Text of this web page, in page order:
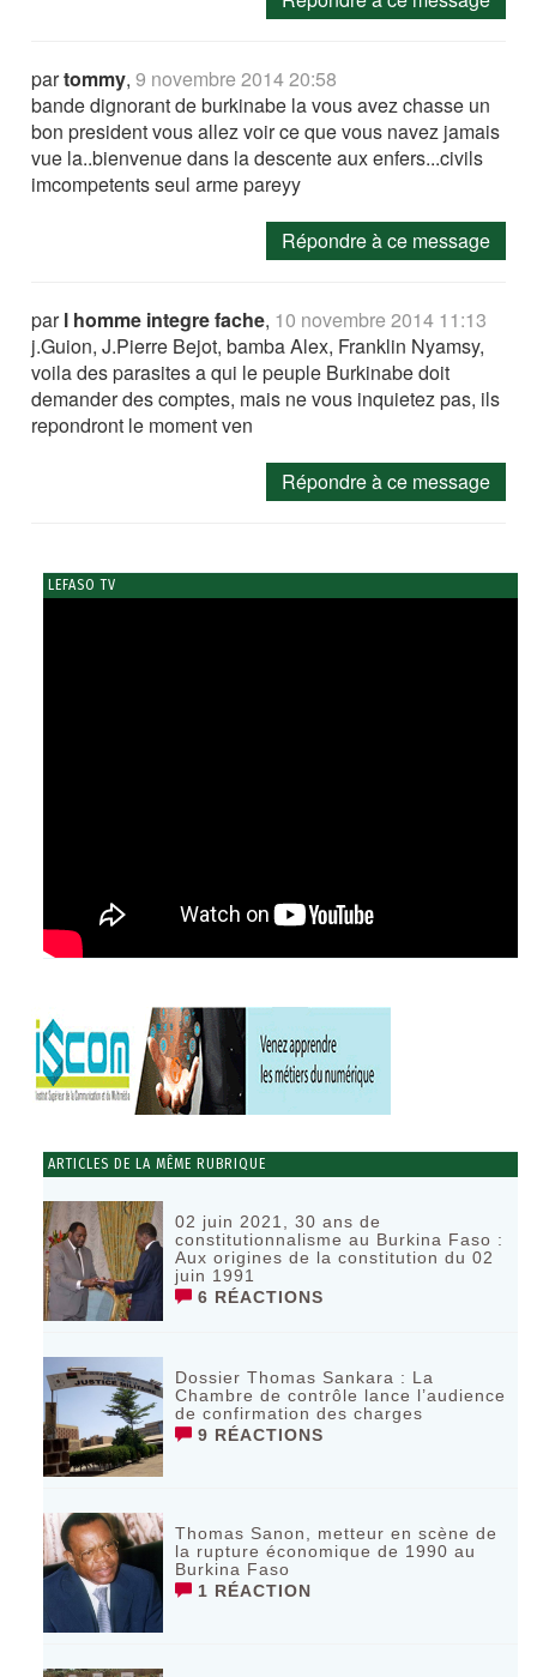
partommy,9 novembre 2014 20:58
bande dignorant de burkinabe la vous avez chasse un
bon president vous allez voir ce que vous navez jamais
vue la..bienvenue dans la descente aux enfers...civils
imcompetents seul arme pareyy
Répondre à ce message
parl homme integre fache, 10 novembre 2014 11:13
j.Guion, J.Pierre Bejot, bamba Alex, Franklin Nyamsy,
voila des parasites a qui le peuple Burkinabe doit
demander des comptes, mais ne vous inquietez pas, ils
repondront le moment ven
Répondre à ce message
LEFASO TV
ARTICLES DE LA MÊME RUBRIQUE
02 juin 2021, 30 ans de
constitutionnalisme au Burkina Faso :
Aux origines de la constitution du 02
juin 1991
6 RÉACTIONS
Dossier Thomas Sankara : La
Chambre de contrôle lance l’audience
de confirmation des charges
9 RÉACTIONS
Thomas Sanon, metteur en scène de
la rupture économique de 1990 au
Burkina Faso
1 RÉACTION